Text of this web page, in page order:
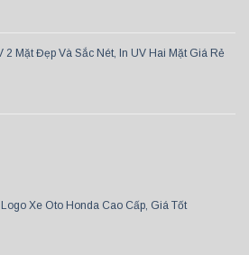
2 Mặt Đẹp Và Sắc Nét, In UV Hai Mặt Giá Rẻ
Xe Oto Honda Cao Cấp, Giá Tốt